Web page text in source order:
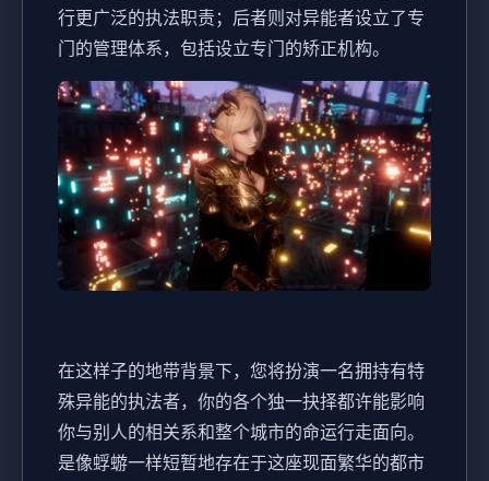
行更广泛的执法职责；后者则对异能者设立了专
门的管理体系，包括设立专门的矫正机构。
在这样子的地带背景下，您将扮演一名拥持有特
殊异能的执法者，你的各个独一抉择都许能影响
你与别人的相关系和整个城市的命运行走面向。
是像蜉蝣一样短暂地存在于这座现面繁华的都市